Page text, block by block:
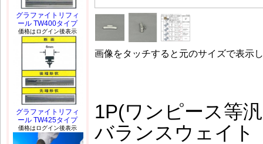
画像をタッチすると元のサイズで表示
1P(ワンピース等
バランスウェイト
グラファイトリフィ
ール TW400タイプ
価格はログイン後表示
グラファイトリフィ
ール TW425タイプ
価格はログイン後表示